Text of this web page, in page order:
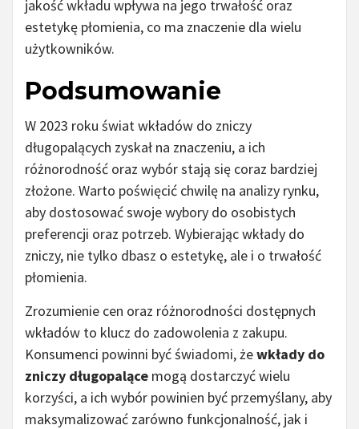
jakość wkładu wpływa na jego trwałość oraz
estetykę płomienia, co ma znaczenie dla wielu
użytkowników.
Podsumowanie
W 2023 roku świat wkładów do zniczy
długopalących zyskał na znaczeniu, a ich
różnorodność oraz wybór stają się coraz bardziej
złożone. Warto poświęcić chwilę na analizy rynku,
aby dostosować swoje wybory do osobistych
preferencji oraz potrzeb. Wybierając wkłady do
zniczy, nie tylko dbasz o estetykę, ale i o trwałość
płomienia.
Zrozumienie cen oraz różnorodności dostępnych
wkładów to klucz do zadowolenia z zakupu.
Konsumenci powinni być świadomi, żewkłady do
zniczy długopalące mogą dostarczyć wielu
korzyści, a ich wybór powinien być przemyślany, aby
maksymalizować zarówno funkcjonalność, jak i